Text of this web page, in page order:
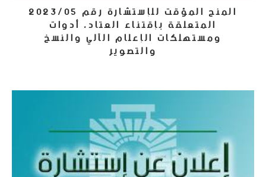
المنح المؤقت للإستشارة رقم 2023/05
المتعلقة بإقتناء العتاد، أدوات
ومستهلكات الإعلام الآلي والنسخ
والتصوير